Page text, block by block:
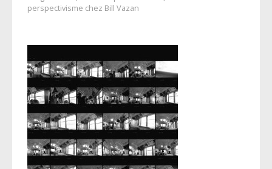
perspectivisme chez Bill Vazan